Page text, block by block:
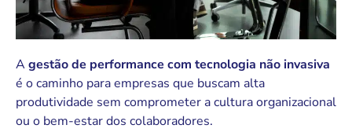
Agestão de performance com tecnologia não invasiva
é o caminho para empresas que buscam alta
produtividade sem comprometer a cultura organizacional
ou o bem-estar dos colaboradores.